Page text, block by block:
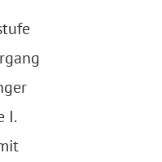
I.